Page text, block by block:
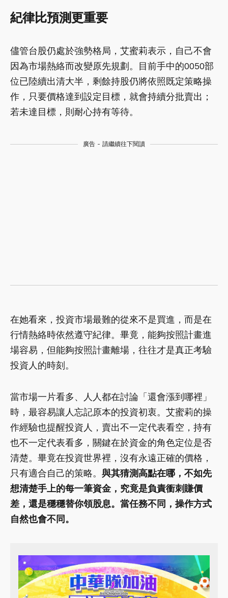
紀律比預測更重要
儘管台股仍處於強勢格局，艾蜜莉表示，自己不會
因為市場熱絡而改變原先規劃。目前手中的0050部
位已陸續出清大半，剩餘持股仍將依照既定策略操
作，只要價格達到設定目標，就會持續分批賣出；
若未達目標，則耐心持有等待。
廣告 - 請繼續往下閱讀
在她看來，投資市場最難的從來不是買進，而是在
行情熱絡時依然遵守紀律。畢竟，能夠按照計畫進
場容易，但能夠按照計畫離場，往往才是真正考驗
投資人的時刻。
當市場一片看多、人人都在討論「還會漲到哪裡」
時，最容易讓人忘記原本的投資初衷。艾蜜莉的操
作經驗也提醒投資人，賣出不一定代表看空，持有
也不一定代表看多，關鍵在於資金的角色定位是否
清楚。畢竟在投資世界裡，沒有永遠正確的價格，
只有適合自己的策略。 與其猜測高點在哪，不如先
想清楚手上的每一筆資金，究竟是負責衝刺賺價
差，還是穩穩替你領股息。當任務不同，操作方式
自然也會不同。